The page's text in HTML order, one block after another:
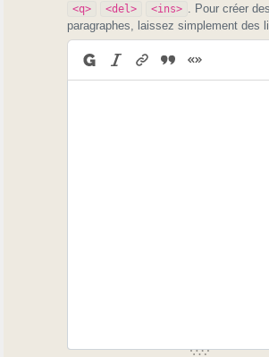
<q> <del> <ins>
. Pour créer des
paragraphes, laissez simplement des